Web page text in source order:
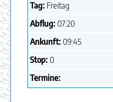
Tag: Freitag
Abflug: 07:20
Ankunft: 09:45
Stop: 0
Termine: